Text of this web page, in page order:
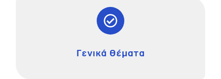
Γενικά Θέματα